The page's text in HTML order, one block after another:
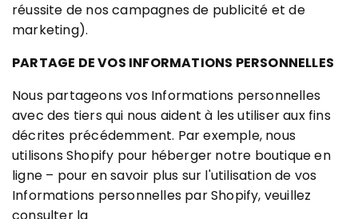
réussite de nos campagnes de publicité et de
marketing).
PARTAGE DE VOS INFORMATIONS PERSONNELLES
Nous partageons vos Informations personnelles
avec des tiers qui nous aident à les utiliser aux fins
décrites précédemment. Par exemple, nous
utilisons Shopify pour héberger notre boutique en
ligne – pour en savoir plus sur l'utilisation de vos
Informations personnelles par Shopify, veuillez